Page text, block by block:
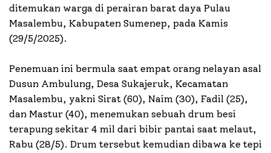
ditemukan warga di perairan barat daya Pulau
Masalembu, Kabupaten Sumenep, pada Kamis
(29/5/2025).
Penemuan ini bermula saat empat orang nelayan asal
Dusun Ambulung, Desa Sukajeruk, Kecamatan
Masalembu, yakni Sirat (60), Naim (30), Fadil (25),
dan Mastur (40), menemukan sebuah drum besi
terapung sekitar 4 mil dari bibir pantai saat melaut,
Rabu (28/5). Drum tersebut kemudian dibawa ke tepi